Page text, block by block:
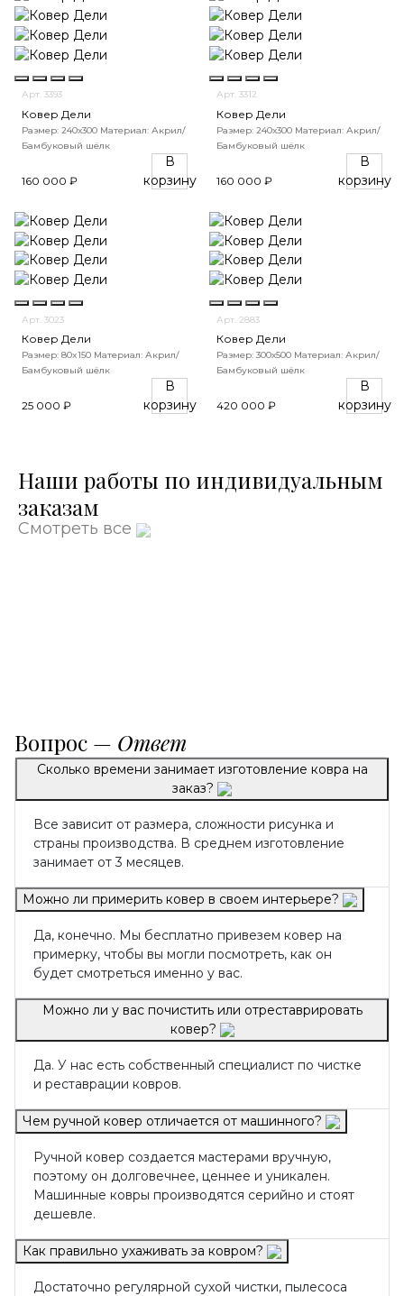
Арт. 3393
Ковер Дели
Размер: 240х300 Материал: Акрил/
Бамбуковый шёлк
160 000 ₽
В
корзину
Арт. 3312
Ковер Дели
Размер: 240х300 Материал: Акрил/
Бамбуковый шёлк
160 000 ₽
В
корзину
Арт. 3023
Ковер Дели
Размер: 80x150 Материал: Акрил/
Бамбуковый шёлк
25 000 ₽
В
корзину
Арт. 2883
Ковер Дели
Размер: 300х500 Материал: Акрил/
Бамбуковый шёлк
420 000 ₽
В
корзину
Наши работы по индивидуальным
заказам
Смотреть все
Вопрос — Ответ
Сколько времени занимает изготовление ковра на
заказ?
Все зависит от размера, сложности рисунка и
страны производства. В среднем изготовление
занимает от 3 месяцев.
Можно ли примерить ковер в своем интерьере?
Да, конечно. Мы бесплатно привезем ковер на
примерку, чтобы вы могли посмотреть, как он
будет смотреться именно у вас.
Можно ли у вас почистить или отреставрировать
ковер?
Да. У нас есть собственный специалист по чистке
и реставрации ковров.
Чем ручной ковер отличается от машинного?
Ручной ковер создается мастерами вручную,
поэтому он долговечнее, ценнее и уникален.
Машинные ковры производятся серийно и стоят
дешевле.
Как правильно ухаживать за ковром?
Достаточно регулярной сухой чистки, пылесоса